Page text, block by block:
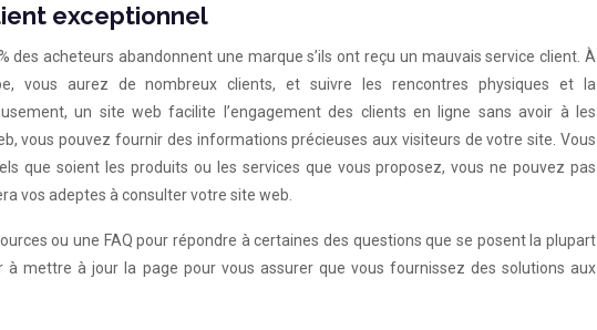
exceptionnel
des acheteurs abandonnent une marque s’ils ont reçu un mauvais service client. À
vous aurez de nombreux clients, et suivre les rencontres physiques et la
un site web facilite l’engagement des clients en ligne sans avoir à les
vous pouvez fournir des informations précieuses aux visiteurs de votre site. Vous
que soient les produits ou les services que vous proposez, vous ne pouvez pas
vos adeptes à consulter votre site web.
ou une FAQ pour répondre à certaines des questions que se posent la plupart
à mettre à jour la page pour vous assurer que vous fournissez des solutions aux